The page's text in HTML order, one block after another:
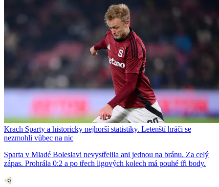
Krach Sparty a historicky nejhorší statistiky. Letenští hráči se
nezmohli vůbec na nic
Sparta v Mladé Boleslavi nevystřelila ani jednou na bránu. Za celý
zápas. Prohrála 0:2 a po třech ligových kolech má pouhé tři body.